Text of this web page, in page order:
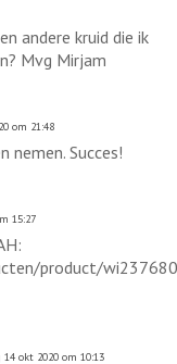
andere kruid die ik
Mvg Mirjam
om 21:48
nemen. Succes!
15:27
product/
14 okt 2020 om 10:13